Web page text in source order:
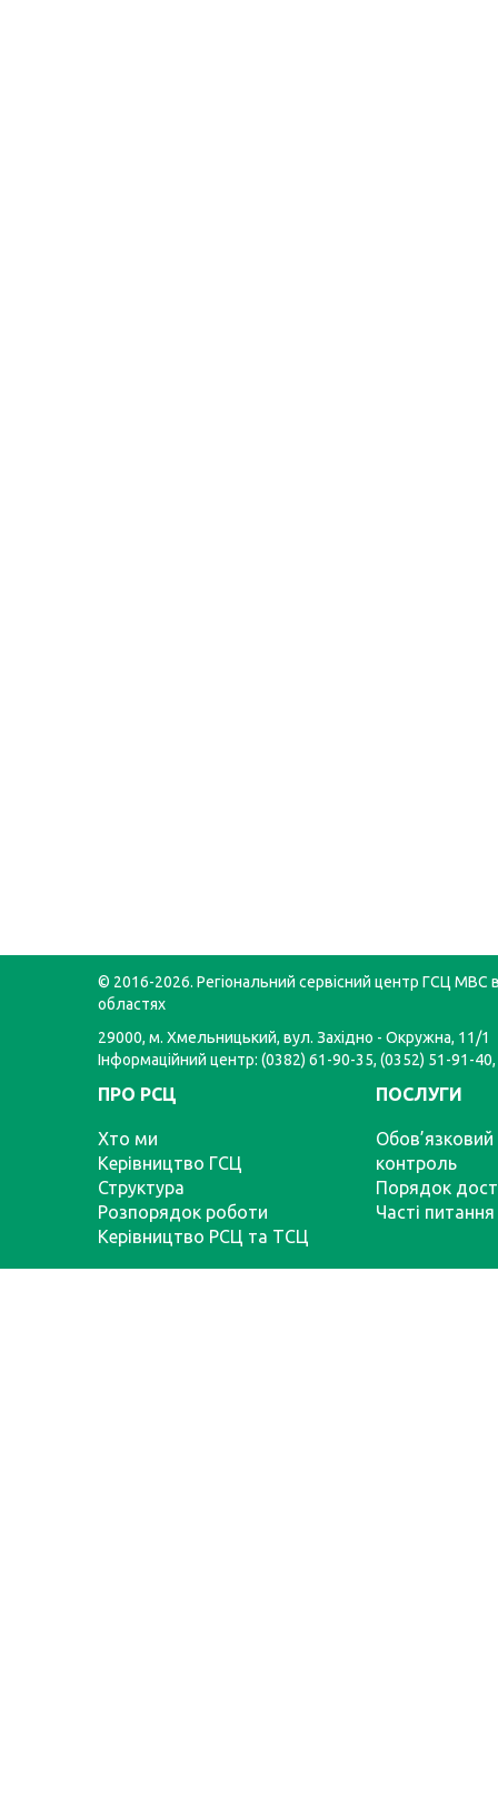
© 2016-2026. Регіональний сервісний центр ГСЦ МВС
областях
29000, м. Хмельницький, вул. Західно - Окружна, 11/1
Інформаційний центр: (0382) 61-90-35, (0352) 51-91-
ПРО РСЦ
Хто ми
Керівництво ГСЦ
Структура
Розпорядок роботи
Керівництво РСЦ та ТСЦ
ПОСЛУГИ
Обов’язковий
контроль
Порядок
Часті питання